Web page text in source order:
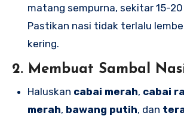
matang sempurna, sekitar 15-
Pastikan nasi tidak terlalu
kering.
2. Membuat Sambal
Haluskan cabai merah, cabai
merah, bawang putih, dan